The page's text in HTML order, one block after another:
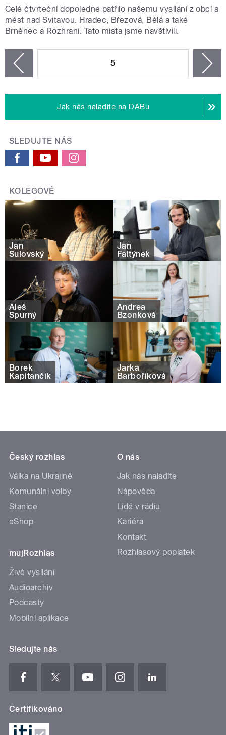
Celé čtvrteční dopoledne patřilo našemu vysílání z obcí a
měst nad Svitavou. Hradec, Březová, Bělá a také
Brněnec a Rozhraní. Tato místa jsme navštívili.
5
Jak nás naladíte na DABu
SLEDUJTE NÁS
KOLEGOVÉ
Jan
Sulovský
Jan
Faltýnek
Aleš
Spurný
Andrea
Bzonková
Borek
Kapitančik
Jarka
Barboříková
Český rozhlas
Válka na Ukrajině
Komunální volby
Stanice
eShop
mujRozhlas
Živé vysílání
Audioarchiv
Podcasty
Mobilní aplikace
O nás
Jak nás naladíte
Nápověda
Lidé v rádiu
Kariéra
Kontakt
Rozhlasový poplatek
Sledujte nás
Certifikováno